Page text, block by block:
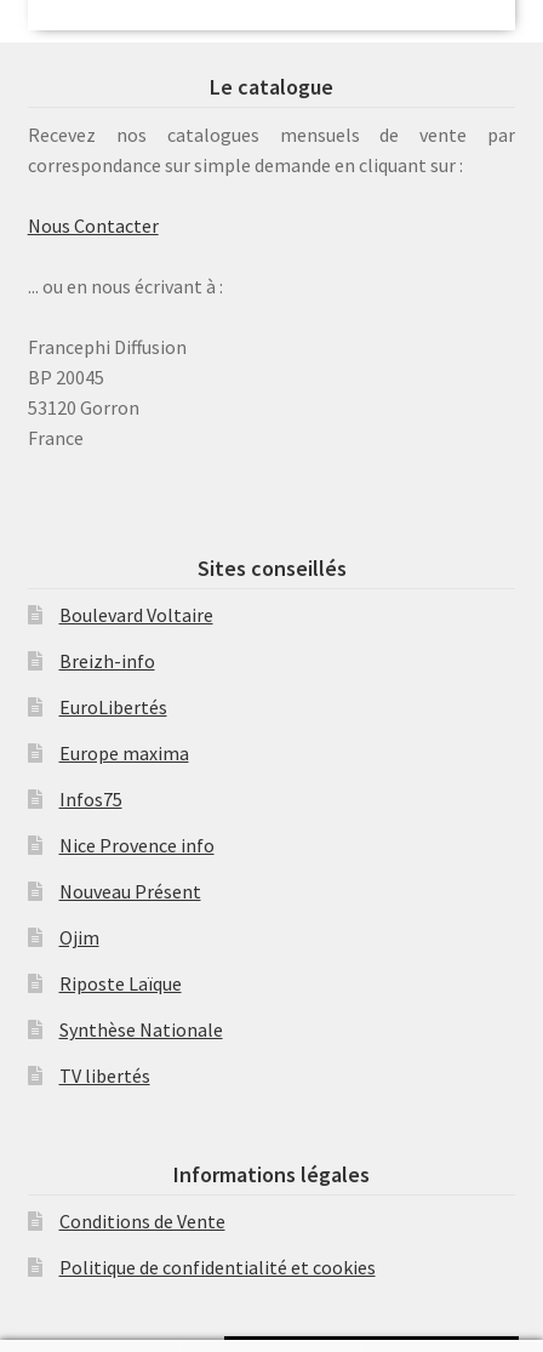
Le catalogue
Recevez nos catalogues mensuels de vente par
correspondance sur simple demande en cliquant sur :
Nous Contacter
... ou en nous écrivant à :
Francephi Diffusion
BP 20045
53120 Gorron
France
Sites conseillés
Boulevard Voltaire
Breizh-info
EuroLibertés
Europe maxima
Infos75
Nice Provence info
Nouveau Présent
Ojim
Riposte Laïque
Synthèse Nationale
TV libertés
Informations légales
Conditions de Vente
Politique de confidentialité et cookies